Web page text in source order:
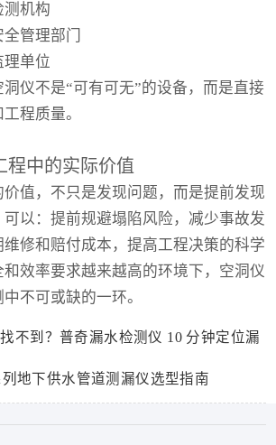
测机构
管理部门
理单位
仪不是“可有可无”的设备，而是直接
程质量。
程中的实际价值
价值，不只是发现问题，而是提前发现
以：提前规避塌陷风险，减少事故发
修和赔付成本，提高工程决策的科学
效率要求越来越高的环境下，空洞仪
不可或缺的一环。
不到？普奇漏水检测仪 10 分钟定位漏
地下供水管道测漏仪选型指南